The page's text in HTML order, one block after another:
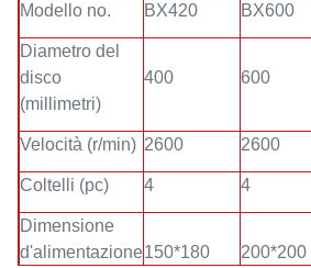
Modello no. BX420 BX600
Diametro del
disco
(millimetri)
400 600
Velocità (r/min) 2600 2600
Coltelli (pc) 4 4
Dimensione
d'alimentazione150*180 200*200